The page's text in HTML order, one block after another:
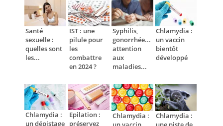
Santé
sexuelle :
quelles sont
les...
IST : une
pilule pour
les
combattre
en 2024 ?
Syphilis,
gonorrhée...
attention
aux
maladies...
Chlamydia :
un vaccin
bientôt
développé
Chlamydia :
un dépistage
Epilation :
préservez
Chlamydia :
Chlamydia :